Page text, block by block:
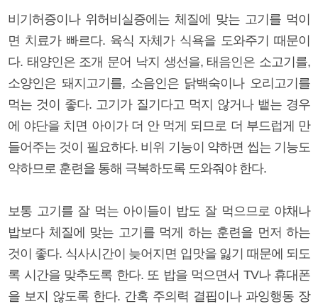
비기허증이나 위허비실증에는 체질에 맞는 고기를 먹이
면 치료가 빠르다. 육식 자체가 식욕을 도와주기 때문이
다. 태양인은 조개 문어 낙지 생선을, 태음인은 소고기를,
소양인은 돼지고기를, 소음인은 닭백숙이나 오리고기를
먹는 것이 좋다. 고기가 질기다고 먹지 않거나 뱉는 경우
에 야단을 치면 아이가 더 안 먹게 되므로 더 부드럽게 만
들어주는 것이 필요하다. 비위 기능이 약하면 씹는 기능도
약하므로 훈련을 통해 극복하도록 도와줘야 한다.
보통 고기를 잘 먹는 아이들이 밥도 잘 먹으므로 야채나
밥보다 체질에 맞는 고기를 먹게 하는 훈련을 먼저 하는
것이 좋다. 식사시간이 늦어지면 입맛을 잃기 때문에 되도
록 시간을 맞추도록 한다. 또 밥을 먹으면서 TV나 휴대폰
을 보지 않도록 한다. 간혹 주의력 결핍이나 과잉행동 장